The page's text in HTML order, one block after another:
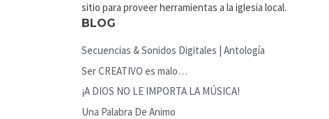
sitio para proveer herramientas a la iglesia local.
BLOG
Secuencias & Sonidos Digitales | Antología
Ser CREATIVO es malo…
¡A DIOS NO LE IMPORTA LA MÚSICA!
Una Palabra De Animo